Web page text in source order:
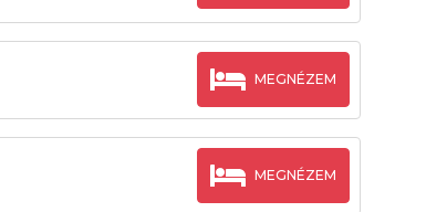
MEGNÉZEM
MEGNÉZEM